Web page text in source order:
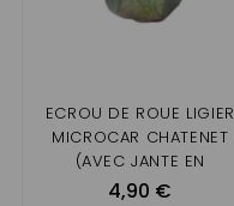
ECROU DE ROUE LIGIER
MICROCAR CHATENET
(AVEC JANTE EN
ALUMINIUM)
4,90 €